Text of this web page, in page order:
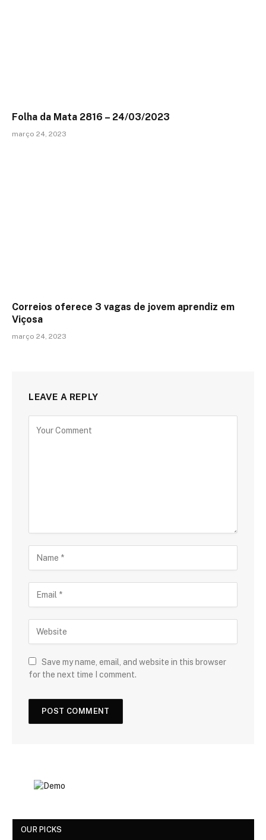
Folha da Mata 2816 – 24/03/2023
março 24, 2023
Correios oferece 3 vagas de jovem aprendiz em
Viçosa
março 24, 2023
LEAVE A REPLY
Save my name, email, and website in this browser
for the next time I comment.
OUR PICKS